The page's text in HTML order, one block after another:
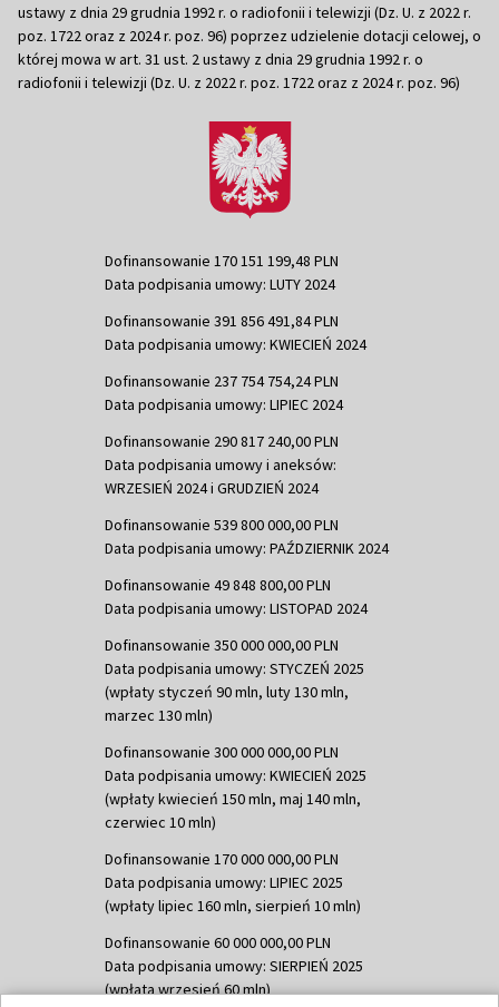
ustawy z dnia 29 grudnia 1992 r. o radiofonii i telewizji (Dz. U. z 2022 r.
poz. 1722 oraz z 2024 r. poz. 96) poprzez udzielenie dotacji celowej, o
której mowa w art. 31 ust. 2 ustawy z dnia 29 grudnia 1992 r. o
radiofonii i telewizji (Dz. U. z 2022 r. poz. 1722 oraz z 2024 r. poz. 96)
Dofinansowanie 170 151 199,48 PLN
Data podpisania umowy: LUTY 2024
Dofinansowanie 391 856 491,84 PLN
Data podpisania umowy: KWIECIEŃ 2024
Dofinansowanie 237 754 754,24 PLN
Data podpisania umowy: LIPIEC 2024
Dofinansowanie 290 817 240,00 PLN
Data podpisania umowy i aneksów:
WRZESIEŃ 2024 i GRUDZIEŃ 2024
Dofinansowanie 539 800 000,00 PLN
Data podpisania umowy: PAŹDZIERNIK 2024
Dofinansowanie 49 848 800,00 PLN
Data podpisania umowy: LISTOPAD 2024
Dofinansowanie 350 000 000,00 PLN
Data podpisania umowy: STYCZEŃ 2025
(wpłaty styczeń 90 mln, luty 130 mln,
marzec 130 mln)
Dofinansowanie 300 000 000,00 PLN
Data podpisania umowy: KWIECIEŃ 2025
(wpłaty kwiecień 150 mln, maj 140 mln,
czerwiec 10 mln)
Dofinansowanie 170 000 000,00 PLN
Data podpisania umowy: LIPIEC 2025
(wpłaty lipiec 160 mln, sierpień 10 mln)
Dofinansowanie 60 000 000,00 PLN
Data podpisania umowy: SIERPIEŃ 2025
(wpłata wrzesień 60 mln)